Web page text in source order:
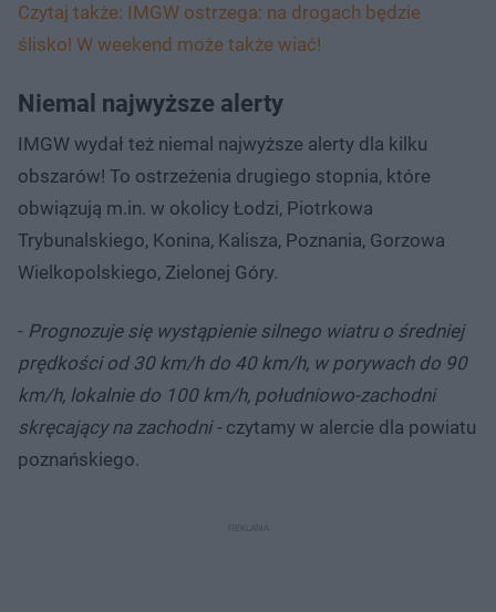
Czytaj także: IMGW ostrzega: na drogach będzie
ślisko! W weekend może także wiać!
Niemal najwyższe alerty
IMGW wydał też niemal najwyższe alerty dla kilku
obszarów! To ostrzeżenia drugiego stopnia, które
obwiązują m.in. w okolicy Łodzi, Piotrkowa
Trybunalskiego, Konina, Kalisza, Poznania, Gorzowa
Wielkopolskiego, Zielonej Góry.
- Prognozuje się wystąpienie silnego wiatru o średniej
prędkości od 30 km/h do 40 km/h, w porywach do 90
km/h, lokalnie do 100 km/h, południowo-zachodni
skręcający na zachodni -czytamy w alercie dla powiatu
poznańskiego.